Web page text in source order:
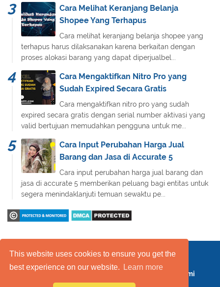
This website uses cookies to ensure you get the
best experience on our website.
Learn more
Cara Melihat Keranjang Belanja
Shopee Yang Terhapus
Cara melihat keranjang belanja shopee yang
terhapus harus dilaksanakan karena berkaitan dengan
proses alokasi barang yang dapat diperjualbel...
Cara Mengaktifkan Nitro Pro yang
Sudah Expired Secara Gratis
Cara mengaktifkan nitro pro yang sudah
expired secara gratis dengan serial number aktivasi yang
valid bertujuan memudahkan pengguna untuk me...
Cara Input Perubahan Harga Jual
Barang dan Jasa di Accurate 5
Cara input perubahan harga jual barang dan
jasa di accurate 5 memberikan peluang bagi entitas untuk
segera menindaklanjuti temuan sewaktu pe...
Kebijakan Layanan
Kebijakan Privasi
Tentang Kami